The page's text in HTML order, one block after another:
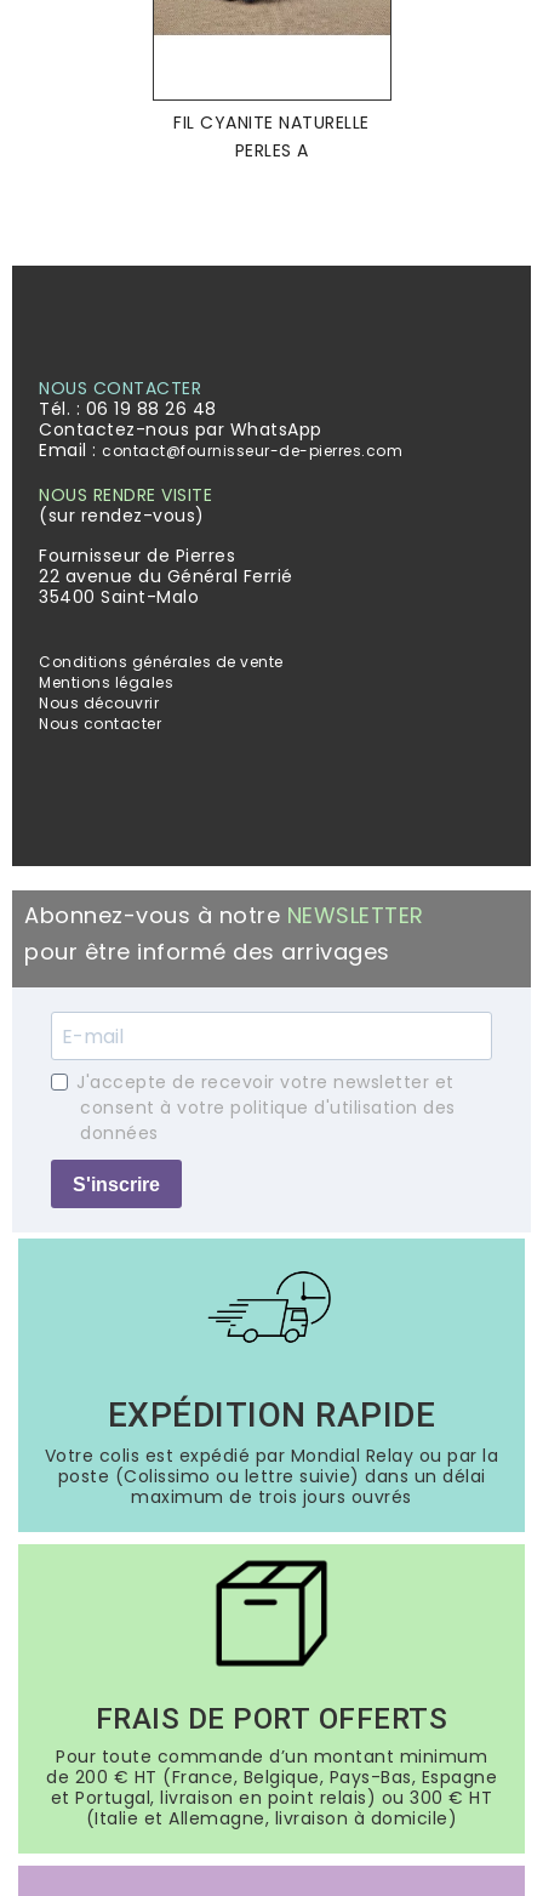
FIL CYANITE NATURELLE
PERLES A
NOUS CONTACTER
Tél. : 06 19 88 26 48
Contactez-nous par WhatsApp
Email : contact@fournisseur-de-pierres.com
NOUS RENDRE VISITE
(sur rendez-vous)
Fournisseur de Pierres
22 avenue du Général Ferrié
35400 Saint-Malo
Conditions générales de vente
Mentions légales
Nous découvrir
Nous contacter
Abonnez-vous à notre NEWSLETTER
pour être informé des arrivages
J'accepte de recevoir votre newsletter et
consent à votre politique d'utilisation des
données
S'inscrire
EXPÉDITION RAPIDE
Votre colis est expédié par Mondial Relay ou par la
poste (Colissimo ou lettre suivie) dans un délai
maximum de trois jours ouvrés
FRAIS DE PORT OFFERTS
Pour toute commande d’un montant minimum
de 200 € HT (France, Belgique, Pays-Bas, Espagne
et Portugal, livraison en point relais) ou 300 € HT
(Italie et Allemagne, livraison à domicile)